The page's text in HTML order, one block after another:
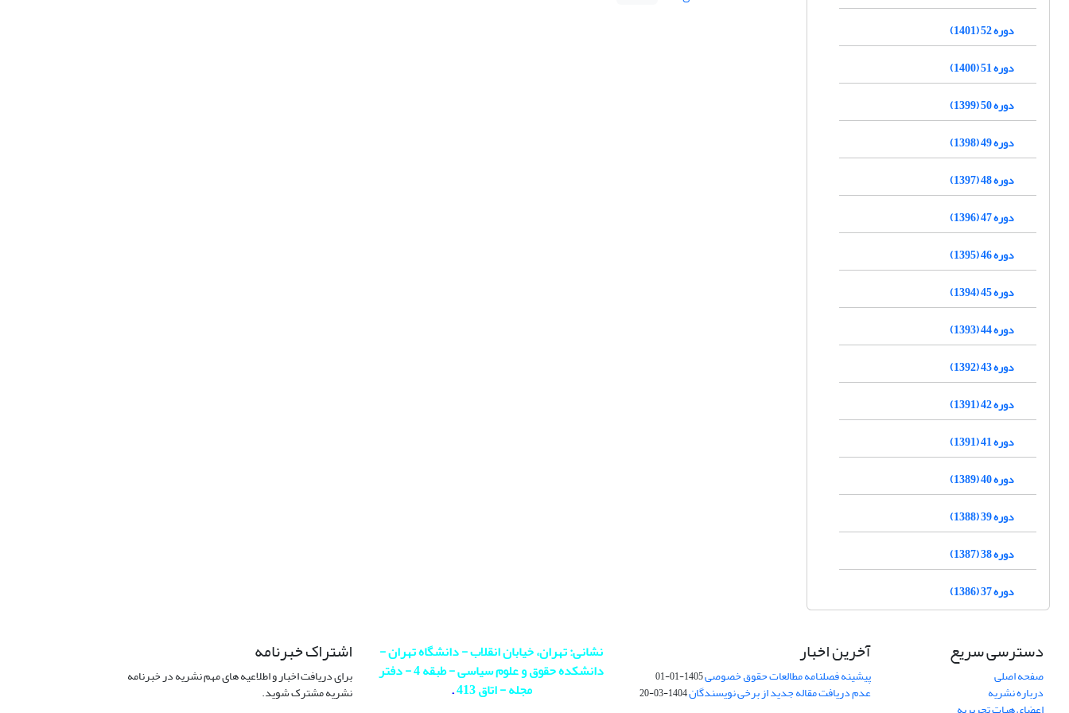
دوره 52 (1401)
دوره 51 (1400)
دوره 50 (1399)
دوره 49 (1398)
دوره 48 (1397)
دوره 47 (1396)
دوره 46 (1395)
دوره 45 (1394)
دوره 44 (1393)
دوره 43 (1392)
دوره 42 (1391)
دوره 41 (1391)
دوره 40 (1389)
دوره 39 (1388)
دوره 38 (1387)
دوره 37 (1386)
دسترسی سریع
صفحه اصلی
درباره نشریه
آخرین اخبار
پیشینه فصلنامه مطالعات حقوق خصوصی1405-01-01
عدم دریافت مقاله جدید از برخی نویسندگان1404-03-20
نشانی: تهران، خیابان انقلاب - دانشگاه تهران -
دانشکده حقوق و علوم سیاسی - طبقه 4 - دفتر
مجله - اتاق 413
.
اشتراک خبرنامه
برای دریافت اخبار و اطلاعیه های مهم نشریه در خبرنامه
نشریه مشترک شوید.